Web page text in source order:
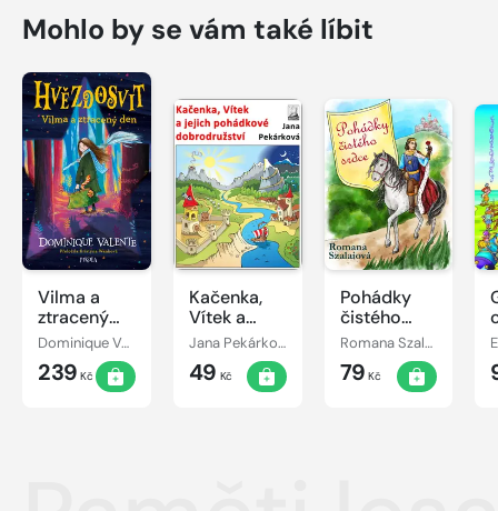
Mohlo by se vám také líbit
Vilma a
ztracený
den
Dominique Valente
239 Kč
Kačenka,
Vítek a
jejich
pohádkové
dobrodružství
Jana Pekárková
49 Kč
Pohádky
čistého
srdce
Romana Szalaiová
79 Kč